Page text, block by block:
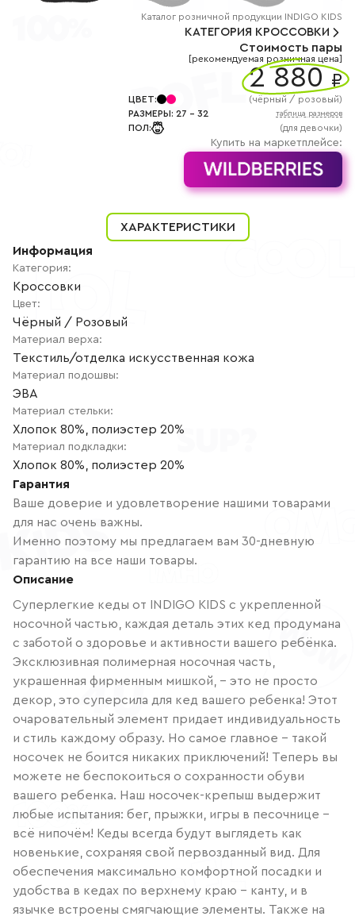
+7
АВТОРИЗАЦИЯ
РЕГИСТРАЦИЯ
Каталог розничной продукции INDIGO KIDS
КАТЕГОРИЯ КРОССОВКИ
Стоимость пары
[рекомендуемая розничная цена]
2 880 ₽
ЦВЕТ: (чёрный / розовый)
РАЗМЕРЫ: 27 - 32 таблица размеров
ПОЛ: (для девочки)
Купить на маркетплейсе:
ХАРАКТЕРИСТИКИ
Информация
Категория:
Кроссовки
Цвет:
Чёрный / Розовый
Материал верха:
Текстиль/отделка искусственная кожа
Материал подошвы:
ЭВА
Материал стельки:
Хлопок 80%, полиэстер 20%
Материал подкладки:
Хлопок 80%, полиэстер 20%
Гарантия
Ваше доверие и удовлетворение нашими товарами
для нас очень важны.
Именно поэтому мы предлагаем вам 30-дневную
гарантию на все наши товары.
Описание
Суперлегкие кеды от INDIGO KIDS с укрепленной
носочной частью, каждая деталь этих кед продумана
с заботой о здоровье и активности вашего ребёнка.
Эксклюзивная полимерная носочная часть,
украшенная фирменным мишкой, – это не просто
декор, это суперсила для кед вашего ребенка! Этот
очаровательный элемент придает индивидуальность
и стиль каждому образу. Но самое главное – такой
носочек не боится никаких приключений! Теперь вы
можете не беспокоиться о сохранности обуви
вашего ребенка. Наш носочек-крепыш выдержит
любые испытания: бег, прыжки, игры в песочнице –
всё нипочём! Кеды всегда будут выглядеть как
новенькие, сохраняя свой первозданный вид. Для
обеспечения максимально комфортной посадки и
удобства в кедах по верхнему краю – канту, и в
язычке встроены смягчающие элементы. Также на